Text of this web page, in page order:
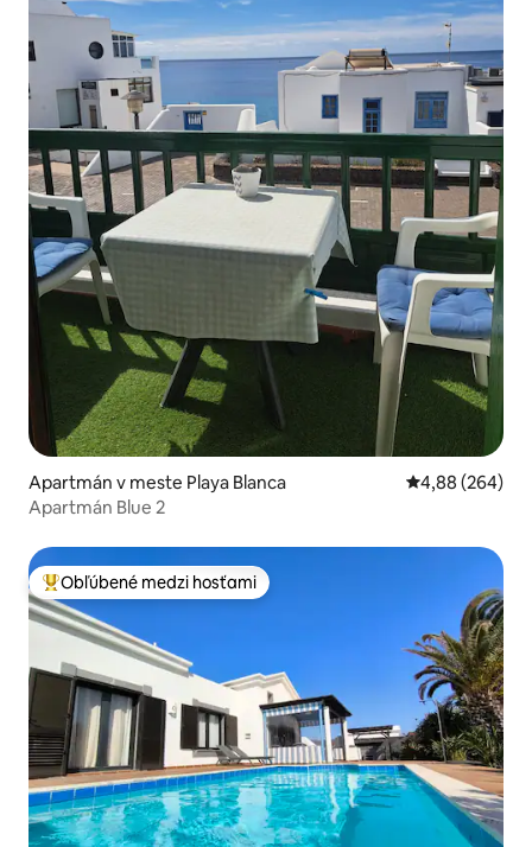
Apartmán v meste Playa Blanca Priemerné
4,88 (264)
Apartmán Blue 2
Najobľúbenejšie medzi hosťami
Obľúbené medzi hosťami